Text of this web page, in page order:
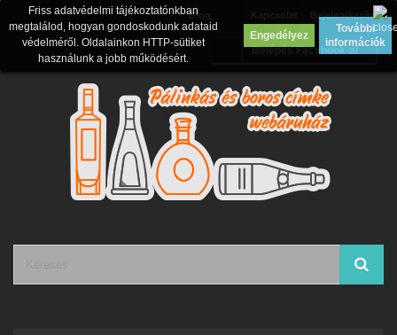
Bejelentkezés
Blog
Belépés Facebook-al
Friss adatvédelmi tájékoztatónkban
megtalálod, hogyan gondoskodunk adataid
védelméről. Oldalainkon HTTP-sütiket
használunk a jobb működésért.
Engedélyez
További
információk